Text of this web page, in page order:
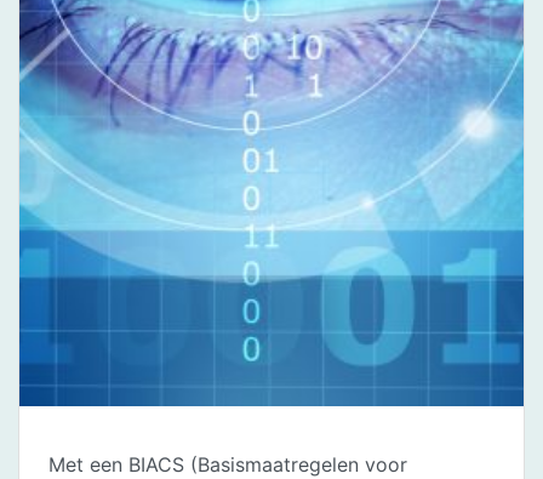
Met een BIACS (Basismaatregelen voor